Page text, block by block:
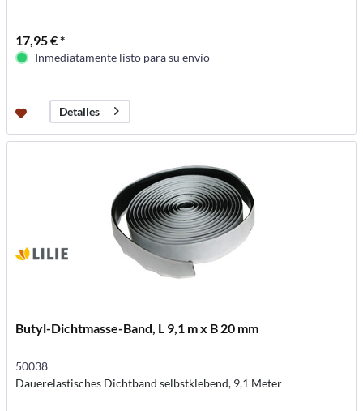
17,95 € *
Inmediatamente listo para su envío
Detalles
Butyl-Dichtmasse-Band, L 9,1 m x B 20 mm
50038
Dauerelastisches Dichtband selbstklebend, 9,1 Meter